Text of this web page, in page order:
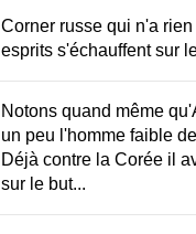
Corner russe qui n'a
esprits s'échauffent sur
Notons quand même
un peu l'homme faible
Déjà contre la Corée il
sur le but...